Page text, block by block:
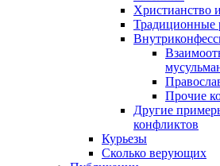
Христианство
Традиционные
Прочие
Другие
конфликтов
Курьезы
Сколько верующих